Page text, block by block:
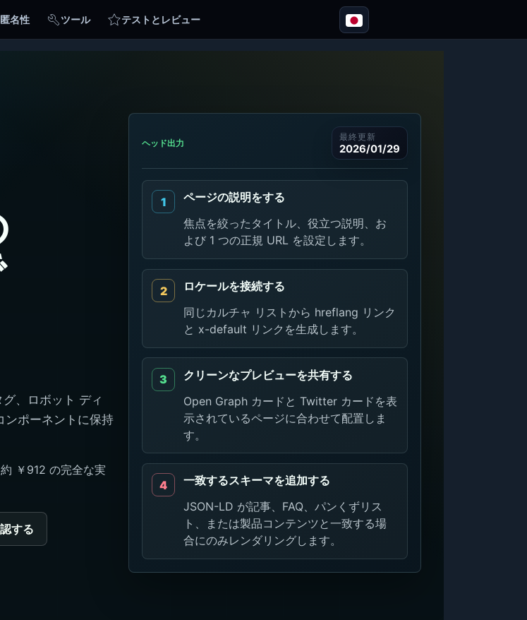
名性 ツール テストとレビュー
、ロボット ディ
ンポーネントに保持
￥912 の完全な実
する
ヘッド出力
最終更新
2026/01/29
ページの説明をする
焦点を絞ったタイトル、役立つ説明、お
よび 1 つの正規 URL を設定します。
ロケールを接続する
同じカルチャ リストから hreflang リンク
と x-default リンクを生成します。
クリーンなプレビューを共有する
Open Graph カードと Twitter カードを表
示されているページに合わせて配置しま
す。
一致するスキーマを追加する
JSON-LD が記事、FAQ、パンくずリス
ト、または製品コンテンツと一致する場
合にのみレンダリングします。